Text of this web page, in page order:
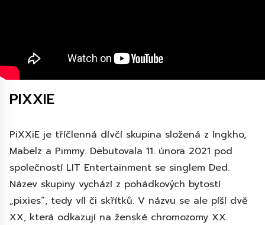
PIXXIE
PiXXiE je tříčlenná dívčí skupina složená z Ingkho,
Mabelz a Pimmy. Debutovala 11. února 2021 pod
společností LIT Entertainment se singlem Ded.
Název skupiny vychází z pohádkových bytostí
„pixies“, tedy víl či skřítků. V názvu se ale píší dvě
XX, která odkazují na ženské chromozomy XX.